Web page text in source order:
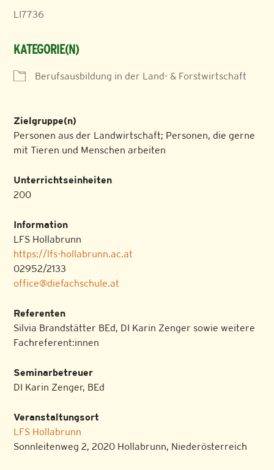
LI7736
KATEGORIE(N)
Berufsausbildung in der Land- & Forstwirtschaft
Zielgruppe(n)
Personen aus der Landwirtschaft; Personen, die gerne
mit Tieren und Menschen arbeiten
Unterrichtseinheiten
200
Information
LFS Hollabrunn
https://lfs-hollabrunn.ac.at
02952/2133
office@diefachschule.at
Referenten
Silvia Brandstätter BEd, DI Karin Zenger sowie weitere
Fachreferent:innen
Seminarbetreuer
DI Karin Zenger, BEd
Veranstaltungsort
LFS Hollabrunn
Sonnleitenweg 2, 2020 Hollabrunn, Niederösterreich